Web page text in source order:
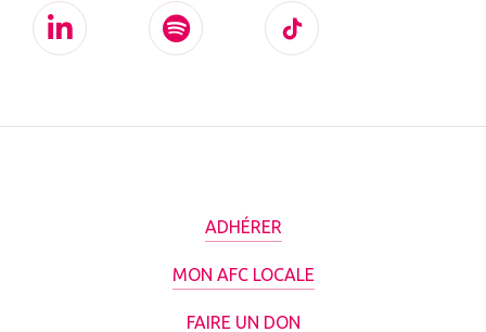
ADHÉRER
MON AFC LOCALE
FAIRE UN DON